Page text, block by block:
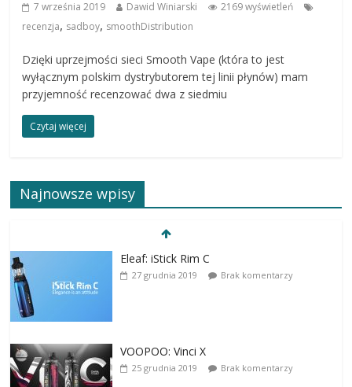
7 września 2019 Dawid Winiarski
2169 wyświetleń
recenzja, sadboy, smoothDistribution
Dzięki uprzejmości sieci Smooth Vape (która to jest
wyłącznym polskim dystrybutorem tej linii płynów) mam
przyjemność recenzować dwa z siedmiu
Czytaj więcej
Najnowsze wpisy
Eleaf: iStick Rim C
27 grudnia 2019 Brak komentarzy
VOOPOO: Vinci X
25 grudnia 2019 Brak komentarzy